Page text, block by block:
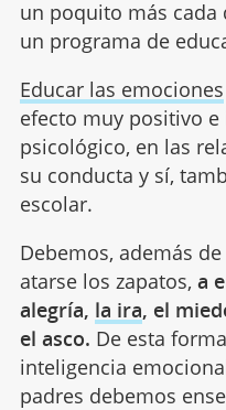
un poquito más cada
un programa de
Educar las emociones
efecto muy positivo
psicológico, en las
su conducta y sí,
escolar.
Debemos, además
atarse los zapatos, a
alegría, la ira, el
el asco. De esta
inteligencia
padres debemos